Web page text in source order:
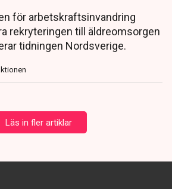
för arbetskraftsinvandring
rekryteringen till äldreomsorgen
tidningen Nordsverige.
Läs in fler artiklar